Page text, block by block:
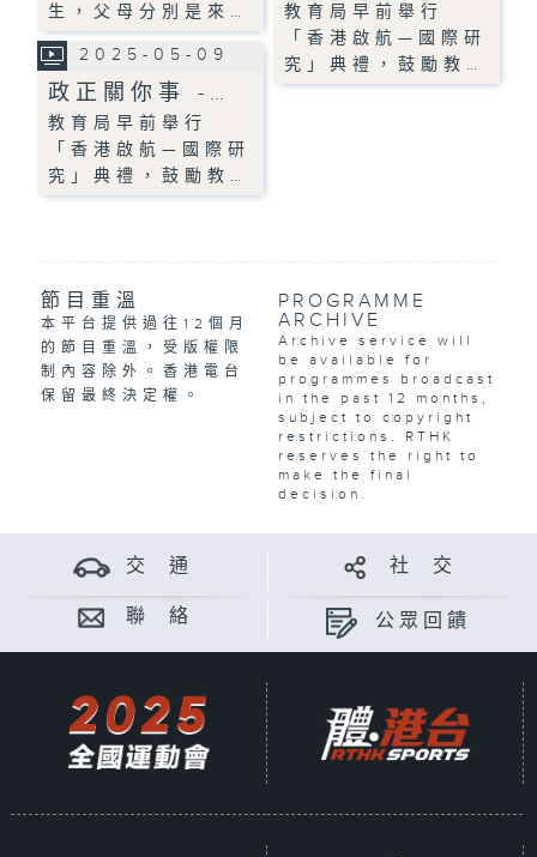
生，父母分別是來…
教育局早前舉行
「香港啟航—國際研
究」典禮，鼓勵教…
2025-05-09
政正關你事 -…
教育局早前舉行
「香港啟航—國際研
究」典禮，鼓勵教…
節目重溫
本平台提供過往12個月
的節目重溫，受版權限
制內容除外。香港電台
保留最終決定權。
PROGRAMME
ARCHIVE
Archive service will
be available for
programmes broadcast
in the past 12 months,
subject to copyright
restrictions. RTHK
reserves the right to
make the final
decision.
交 通 社 交
聯 絡 公眾回饋